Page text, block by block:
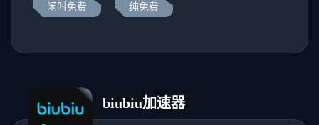
闲时免费 纯免费
biubiu加速器